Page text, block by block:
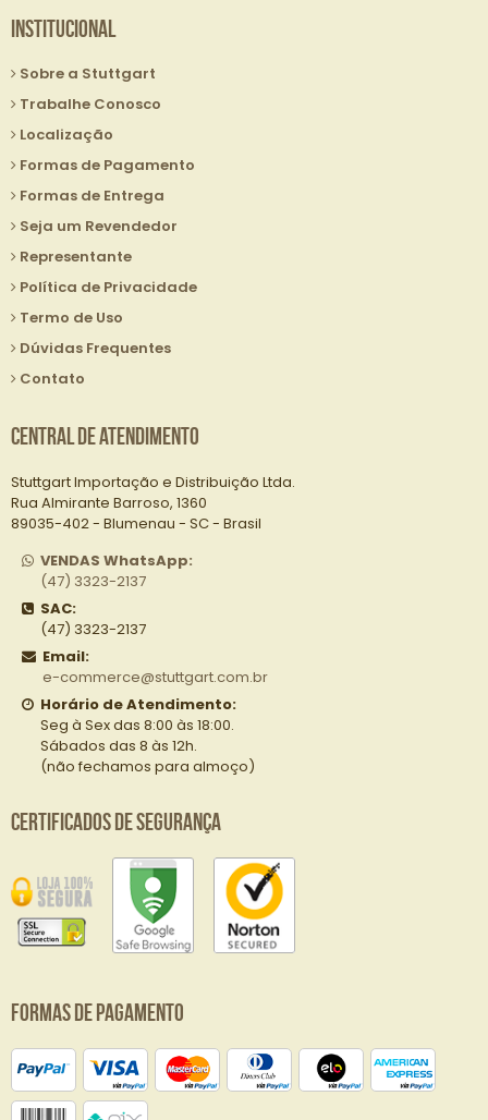
Institucional
Sobre a Stuttgart
Trabalhe Conosco
Localização
Formas de Pagamento
Formas de Entrega
Seja um Revendedor
Representante
Política de Privacidade
Termo de Uso
Dúvidas Frequentes
Contato
Central de Atendimento
Stuttgart Importação e Distribuição Ltda.
Rua Almirante Barroso, 1360
89035-402 - Blumenau - SC - Brasil
VENDAS WhatsApp:
(47) 3323-2137
SAC:
(47) 3323-2137
Email:
e-commerce@stuttgart.com.br
Horário de Atendimento:
Seg à Sex das 8:00 às 18:00.
Sábados das 8 às 12h.
(não fechamos para almoço)
Certificados de Segurança
Formas de Pagamento